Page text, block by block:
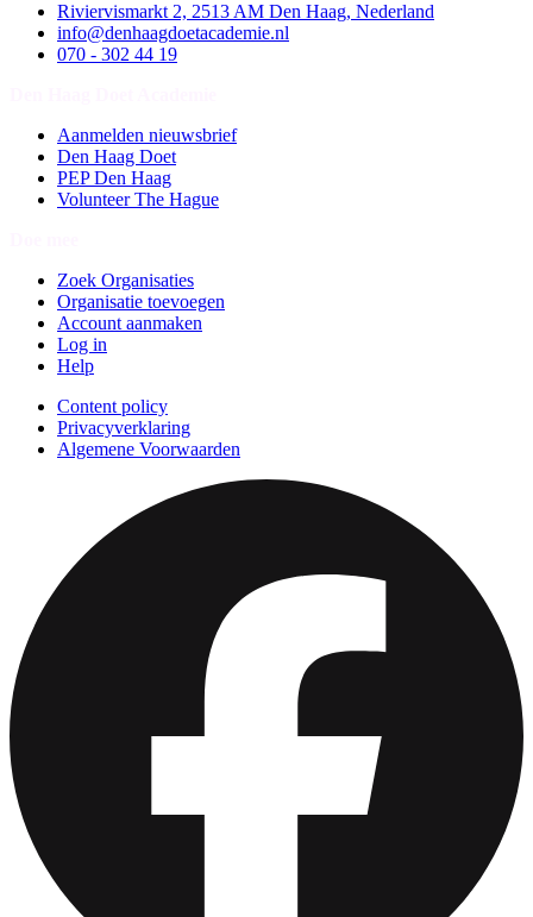
Riviervismarkt 2, 2513 AM Den Haag, Nederland
info@denhaagdoetacademie.nl
070 - 302 44 19
Aanmelden nieuwsbrief
Den Haag Doet
PEP Den Haag
Volunteer The Hague
Zoek Organisaties
Organisatie toevoegen
Account aanmaken
Log in
Help
Content policy
Privacyverklaring
Algemene Voorwaarden